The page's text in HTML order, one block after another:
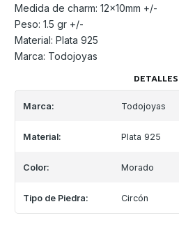
Medida de charm: 12x10mm +/-
Peso: 1.5 gr +/-
Material: Plata 925
Marca: Todojoyas
DETALLES
Marca: Todojoyas
Material: Plata 925
Color: Morado
Tipo de Piedra: Circón